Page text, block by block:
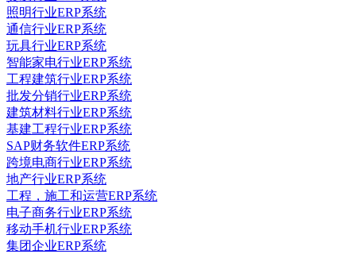
照明行业ERP系统
通信行业ERP系统
玩具行业ERP系统
智能家电行业ERP系统
工程建筑行业ERP系统
批发分销行业ERP系统
建筑材料行业ERP系统
基建工程行业ERP系统
SAP财务软件ERP系统
跨境电商行业ERP系统
地产行业ERP系统
工程，施工和运营ERP系统
电子商务行业ERP系统
移动手机行业ERP系统
集团企业ERP系统